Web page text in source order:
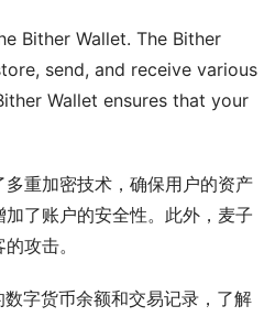
Bither Wallet. The Bither
send, and receive various
Wallet ensures that your
重加密技术，确保用户的资产
了账户的安全性。此外，麦子
攻击。
字货币余额和交易记录，了解